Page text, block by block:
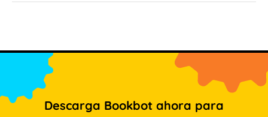
Descarga Bookbot ahora para